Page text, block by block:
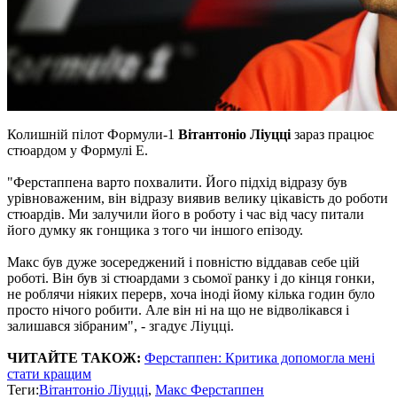
Колишній пілот Формули-1 Вітантоніо Ліуццізараз працює
стюардом у Формулі Е.
"Ферстаппена варто похвалити. Його підхід відразу був
урівноваженим, він відразу виявив велику цікавість до роботи
стюардів. Ми залучили його в роботу і час від часу питали
його думку як гонщика з того чи іншого епізоду.
Макс був дуже зосереджений і повністю віддавав себе цій
роботі. Він був зі стюардами з сьомої ранку і до кінця гонки,
не роблячи ніяких перерв, хоча іноді йому кілька годин було
просто нічого робити. Але він ні на що не відволікався і
залишався зібраним", - згадує Ліуцці.
ЧИТАЙТЕ ТАКОЖ: Ферстаппен: Критика допомогла мені
стати кращим
Теги:Вітантоніо Ліуцці, Макс Ферстаппен